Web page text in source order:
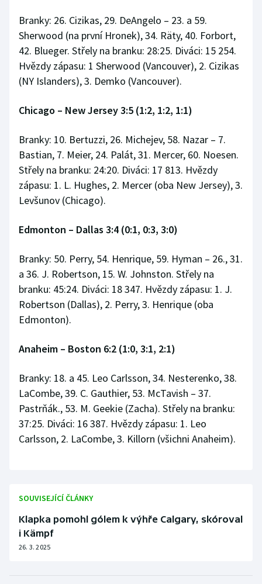
Triatlon
Veslování
Ostatní
Branky: 26. Cizikas, 29. DeAngelo – 23. a 59.
Sherwood (na první Hronek), 34. Räty, 40. Forbort,
42. Blueger. Střely na branku: 28:25. Diváci: 15 254.
Hvězdy zápasu: 1 Sherwood (Vancouver), 2. Cizikas
(NY Islanders), 3. Demko (Vancouver).
Chicago – New Jersey 3:5 (1:2, 1:2, 1:1)
Branky: 10. Bertuzzi, 26. Michejev, 58. Nazar – 7.
Bastian, 7. Meier, 24. Palát, 31. Mercer, 60. Noesen.
Střely na branku: 24:20. Diváci: 17 813. Hvězdy
zápasu: 1. L. Hughes, 2. Mercer (oba New Jersey), 3.
Levšunov (Chicago).
Edmonton – Dallas 3:4 (0:1, 0:3, 3:0)
Branky: 50. Perry, 54. Henrique, 59. Hyman – 26., 31.
a 36. J. Robertson, 15. W. Johnston. Střely na
branku: 45:24. Diváci: 18 347. Hvězdy zápasu: 1. J.
Robertson (Dallas), 2. Perry, 3. Henrique (oba
Edmonton).
Anaheim – Boston 6:2 (1:0, 3:1, 2:1)
Branky: 18. a 45. Leo Carlsson, 34. Nesterenko, 38.
LaCombe, 39. C. Gauthier, 53. McTavish – 37.
Pastrňák., 53. M. Geekie (Zacha). Střely na branku:
37:25. Diváci: 16 387. Hvězdy zápasu: 1. Leo
Carlsson, 2. LaCombe, 3. Killorn (všichni Anaheim).
SOUVISEJÍCÍ ČLÁNKY
Klapka pomohl gólem k výhře Calgary, skóroval
i Kämpf
26. 3. 2025